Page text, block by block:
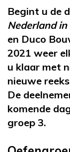
Begint u de
Nederland
en Duco
2021 weer
u klaar met
nieuwe
De
komende
groep 3.